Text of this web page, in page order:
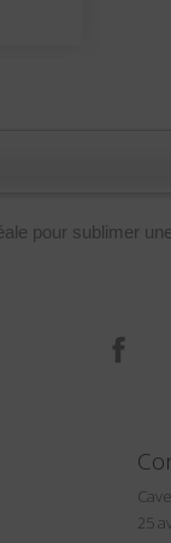
pour sublimer
25